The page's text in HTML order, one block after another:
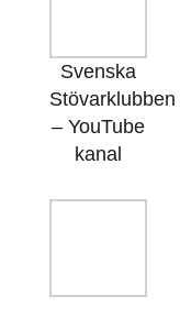
Svenska
Stövarklubben
– YouTube
kanal